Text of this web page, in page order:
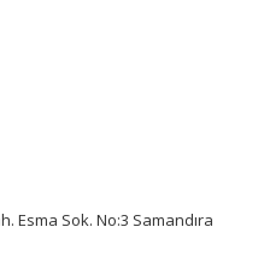
Esma Sok. No:3 Samandıra